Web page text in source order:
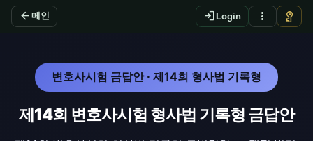
arrow_back 메인 login Login more_vert vpn_key
변호사시험 금답안 · 제14회 형사법 기록형
제14회 변호사시험 형사법 기록형 금답안